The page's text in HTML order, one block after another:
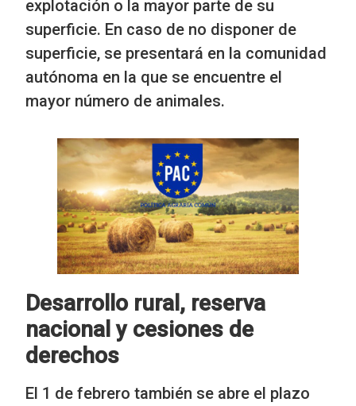
explotación o la mayor parte de su
superficie. En caso de no disponer de
superficie, se presentará en la comunidad
autónoma en la que se encuentre el
mayor número de animales.
Desarrollo rural, reserva
nacional y cesiones de
derechos
El 1 de febrero también se abre el plazo